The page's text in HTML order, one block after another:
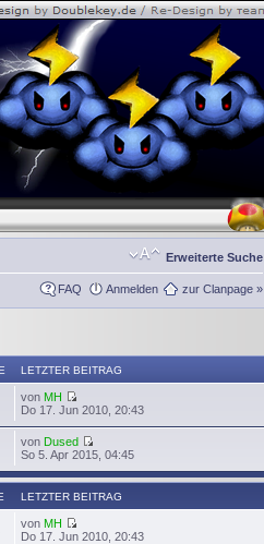
Erweiterte Suche
FAQ Anmelden zur Clanpage »
LETZTER BEITRAG
von MH
Do 17. Jun 2010, 20:43
von Dused
So 5. Apr 2015, 04:45
LETZTER BEITRAG
von MH
Do 17. Jun 2010, 20:43